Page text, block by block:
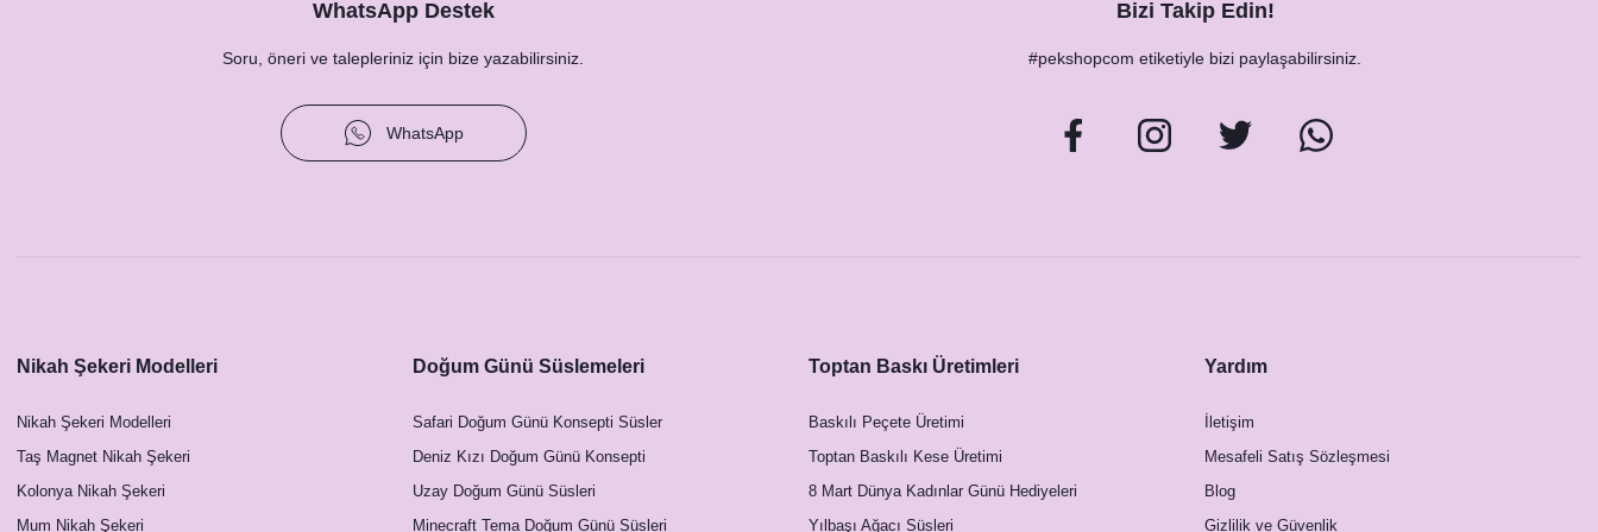
WhatsApp Destek
Soru, öneri ve talepleriniz için bize yazabilirsiniz.
WhatsApp
Bizi Takip Edin!
#pekshopcom etiketiyle bizi paylaşabilirsiniz.
Nikah Şekeri Modelleri
Nikah Şekeri Modelleri
Taş Magnet Nikah Şekeri
Kolonya Nikah Şekeri
Mum Nikah Şekeri
Doğum Günü Süslemeleri
Safari Doğum Günü Konsepti Süsler
Deniz Kızı Doğum Günü Konsepti
Uzay Doğum Günü Süsleri
Minecraft Tema Doğum Günü Süsleri
Toptan Baskı Üretimleri
Baskılı Peçete Üretimi
Toptan Baskılı Kese Üretimi
8 Mart Dünya Kadınlar Günü Hediyeleri
Yılbaşı Ağacı Süsleri
Yardım
İletişim
Mesafeli Satış Sözleşmesi
Blog
Gizlilik ve Güvenlik